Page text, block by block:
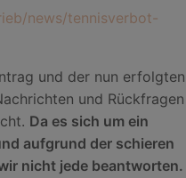
news/tennisverbot-
und der nun erfolgten
und Rückfragen
Da es sich um ein
aufgrund der schieren
nicht jede beantworten.